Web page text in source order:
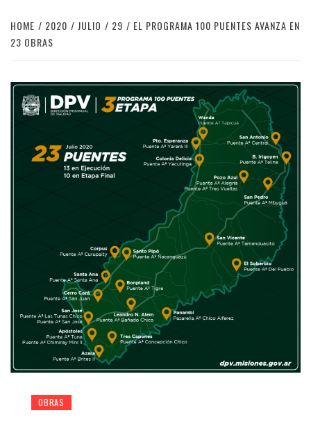
HOME 2020 JULIO 29
EL PROGRAMA 100 PUENTES AVANZA EN
23 OBRAS
OBRAS